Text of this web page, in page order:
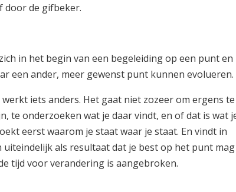
door de gifbeker.
in het begin van een begeleiding op een punt en
een ander, meer gewenst punt kunnen evolueren.
iets anders. Het gaat niet zozeer om ergens te
te onderzoeken wat je daar vindt, en of dat is wat
eerst waarom je staat waar je staat. En vindt in
als resultaat dat je best op het punt mag
tijd voor verandering is aangebroken.